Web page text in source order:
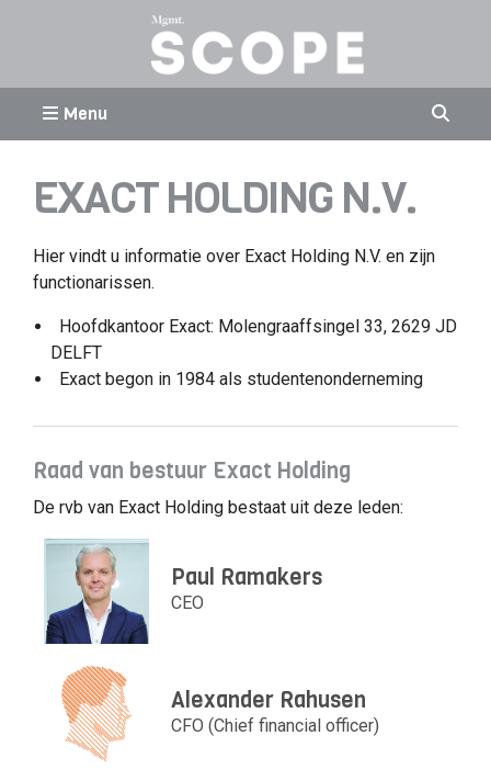
Menu
EXACT HOLDING N.V.
Hier vindt u informatie over Exact Holding N.V. en zijn
functionarissen.
Hoofdkantoor Exact: Molengraaffsingel 33, 2629 JD
DELFT
Exact begon in 1984 als studentenonderneming
Raad van bestuur Exact Holding
De rvb van Exact Holding bestaat uit deze leden:
Paul Ramakers
CEO
Alexander Rahusen
CFO (Chief financial officer)